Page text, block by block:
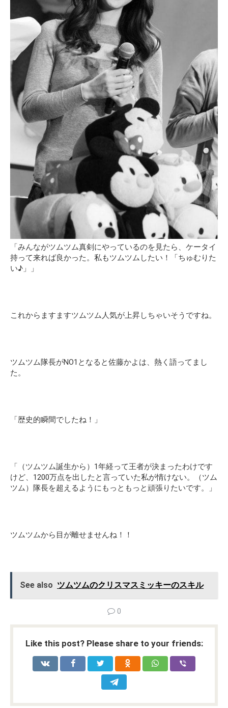
「みんながツムツム真剣にやっているのを見たら、ケータイ
持って来れば良かった。私もツムツムしたい！「ちゅむりた
い♪」」
これからますますツムツム人気が上昇しちゃいそうですね。
ツムツム隊長がNO1となると佐藤かよは、熱く語ってまし
た。
「歴史的瞬間でしたね！」
「（ツムツム誕生から）1年経って王者が決まったわけです
けど、1200万点を出したと言っていた私が情けない。（ツム
ツム）隊長を超えるようにもっともっと頑張りたいです。」
ツムツムから目が離せませんね！！
See also ツムツムのクリスマスミッキーのスキル
0
Like this post? Please share to your friends: